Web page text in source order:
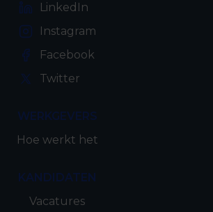
LinkedIn
Instagram
Facebook
Twitter
WERKGEVERS
Hoe werkt het
KANDIDATEN
Vacatures